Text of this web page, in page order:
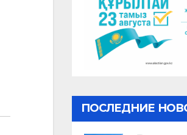
ПОСЛЕДНИЕ